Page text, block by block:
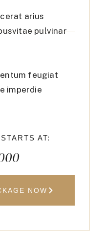
arius
pulvinar
feugiat
imperdie
AT:
NOW